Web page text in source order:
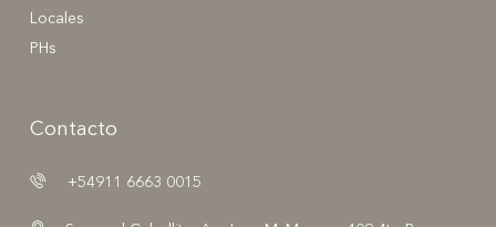
Locales
PHs
Contacto
+54911 6663 0015